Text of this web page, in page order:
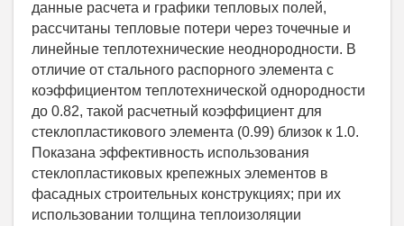
данные расчета и графики тепловых полей,
рассчитаны тепловые потери через точечные и
линейные теплотехнические неоднородности. В
отличие от стального распорного элемента с
коэффициентом теплотехнической однородности
до 0.82, такой расчетный коэффициент для
стеклопластикового элемента (0.99) близок к 1.0.
Показана эффективность использования
стеклопластиковых крепежных элементов в
фасадных строительных конструкциях; при их
использовании толщина теплоизоляции